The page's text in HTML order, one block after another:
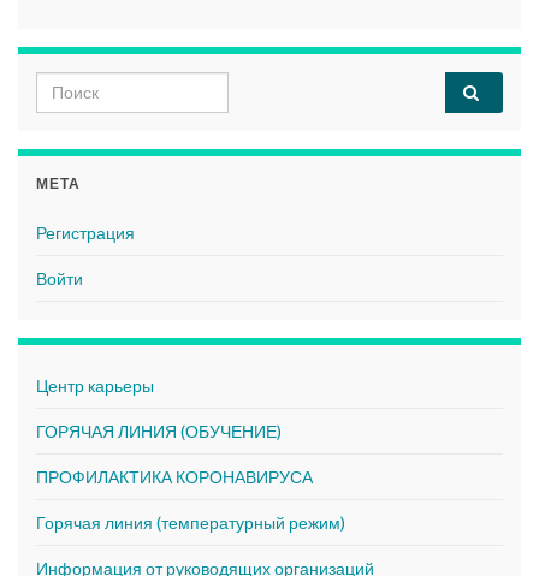
Search for:
МЕТА
Регистрация
Войти
Центр карьеры
ГОРЯЧАЯ ЛИНИЯ (ОБУЧЕНИЕ)
ПРОФИЛАКТИКА КОРОНАВИРУСА
Горячая линия (температурный режим)
Информация от руководящих организаций